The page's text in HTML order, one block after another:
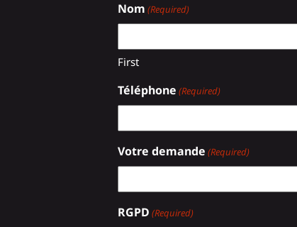
Nom (Required)
First
Téléphone (Required)
Votre demande (Required)
RGPD (Required)